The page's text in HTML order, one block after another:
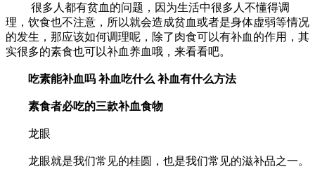
很多人都有贫血的问题，因为生活中很多人不懂得调
理，饮食也不注意，所以就会造成贫血或者是身体虚弱等情况
的发生，那应该如何调理呢，除了肉食可以有补血的作用，其
实很多的素食也可以补血养血哦，来看看吧。
吃素能补血吗 补血吃什么 补血有什么方法
素食者必吃的三款补血食物
龙眼
龙眼就是我们常见的桂圆，也是我们常见的滋补品之一。